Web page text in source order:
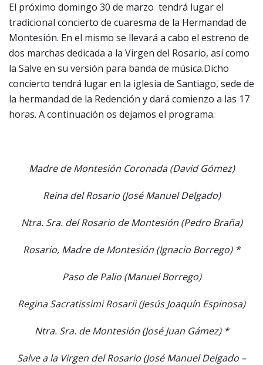
El próximo domingo 30 de marzo tendrá lugar el
tradicional concierto de cuaresma de la Hermandad de
Montesión. En el mismo se llevará a cabo el estreno de
dos marchas dedicada a la Virgen del Rosario, así como
la Salve en su versión para banda de música.Dicho
concierto tendrá lugar en la iglesia de Santiago, sede de
la hermandad de la Redención y dará comienzo a las 17
horas. A continuación os dejamos el programa.
Madre de Montesión Coronada (David Gómez)
Reina del Rosario (José Manuel Delgado)
Ntra. Sra. del Rosario de Montesión (Pedro Braña)
Rosario, Madre de Montesión (Ignacio Borrego) *
Paso de Palio (Manuel Borrego)
Regina Sacratissimi Rosarii (Jesús Joaquín Espinosa)
Ntra. Sra. de Montesión (José Juan Gámez) *
Salve a la Virgen del Rosario (José Manuel Delgado –